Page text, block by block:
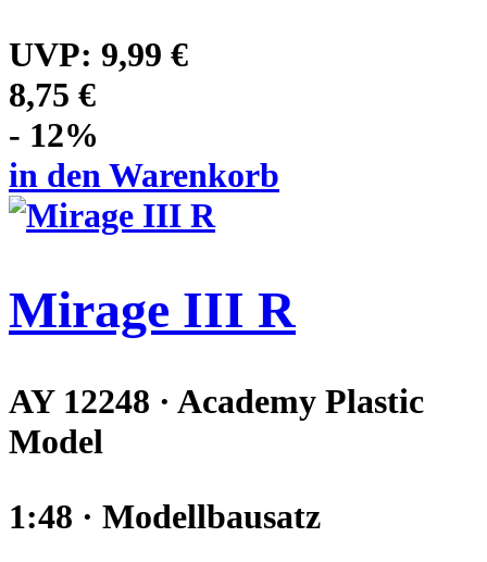
UVP: 9,99 €
8,75 €
- 12%
in den Warenkorb
Mirage III R
AY 12248 · Academy Plastic
Model
1:48 · Modellbausatz